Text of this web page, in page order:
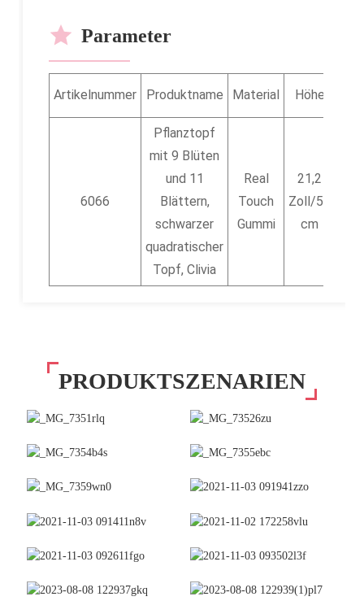
Parameter
Artikelnummer Produktname Material Höhe
6066
Pflanztopf
mit 9 Blüten
und 11
Blättern,
schwarzer
quadratischer
Topf, Clivia
Real
Touch
Gummi
21,2
Zoll/54
cm
PRODUKTSZENARIEN